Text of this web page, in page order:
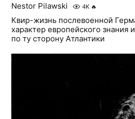
Nestor Pilawski 4K 🔥
Квир-жизнь послевоенной
характер европейского знания
по ту сторону Атлантики